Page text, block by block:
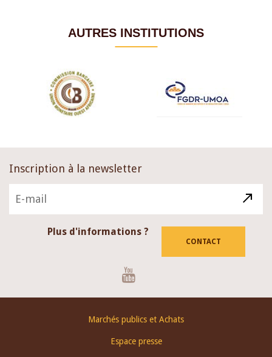
AUTRES INSTITUTIONS
Inscription à la newsletter
Plus d'informations ?
CONTACT
Marchés publics et Achats
Espace presse